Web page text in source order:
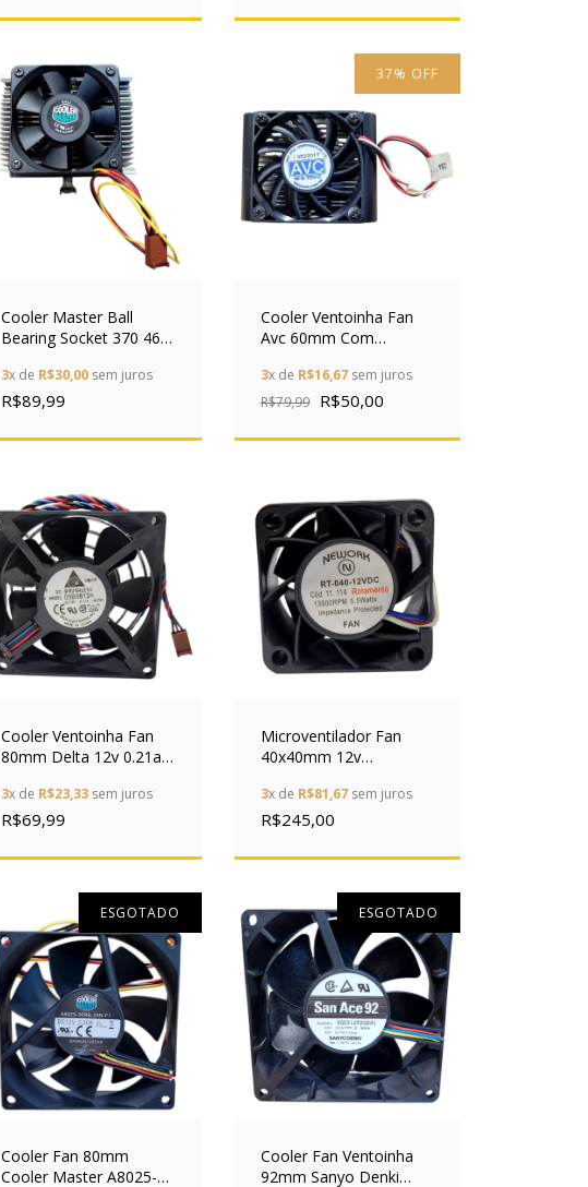
Cooler Master Ball
Bearing Socket 370 462
3x de R$30,00 sem juros
R$89,99
37% OFF
Cooler Ventoinha Fan
Avc 60mm Com
12dc Preto
3x de R$16,67sem juros
R$79,99
R$50,00
Cooler Ventoinha Fan
80mm Delta 12v 0.21a
3x de R$23,33 sem juros
R$69,99
Microventilador Fan
40x40mm 12v
Rolamento
3x de R$81,67sem juros
R$245,00
ESGOTADO
Cooler Fan 80mm
Cooler Master A8025-
ESGOTADO
Cooler Fan Ventoinha
92mm Sanyo Denki